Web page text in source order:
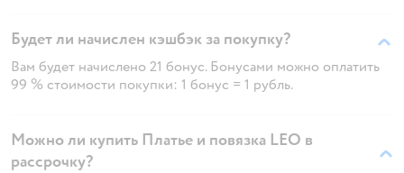
Будет ли начислен кэшбэк за покупку?
Вам будет начислено 21 бонус. Бонусами можно оплатить
99 % стоимости покупки: 1 бонус = 1 рубль.
Можно ли купить Платье и повязка LEO в
рассрочку?